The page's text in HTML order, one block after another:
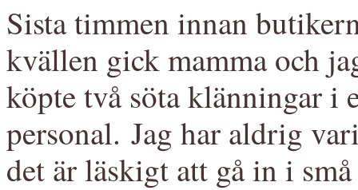
Sista timmen innan
kvällen gick mamma och
köpte två söta klänningar i
personal. Jag har aldrig
det är läskigt att gå in i